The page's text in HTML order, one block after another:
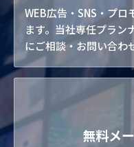
WEB広告・SNS・プロ
ます。当社専任プラン
にご相談・お問い合わ
無料メ